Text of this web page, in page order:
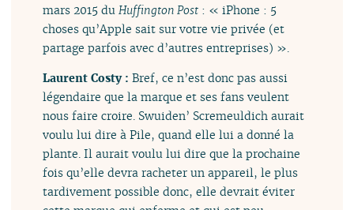
mars 2015 duHuffington Post : « iPhone : 5
choses qu’Apple sait sur votre vie privée (et
partage parfois avec d’autres entreprises) ».
Laurent Costy :Bref, ce n’est donc pas aussi
légendaire que la marque et ses fans veulent
nous faire croire. Swuiden’ Scremeuldich aurait
voulu lui dire à Pile, quand elle lui a donné la
plante. Il aurait voulu lui dire que la prochaine
fois qu’elle devra racheter un appareil, le plus
tardivement possible donc, elle devrait éviter